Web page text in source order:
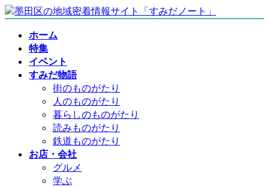
コ
ナ
ホーム
特集
イベント
すみだ物語
街のものがたり
人のものがたり
暮らしのものがたり
読みものがたり
鉄道ものがたり
お店・会社
グルメ
学ぶ